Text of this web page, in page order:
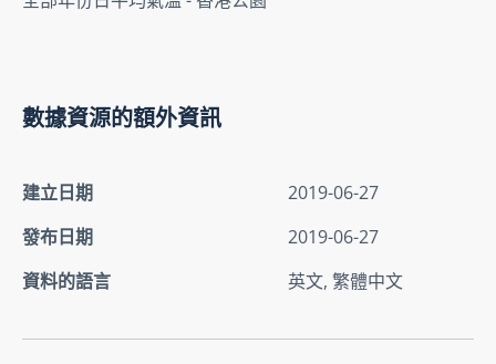
數據資源的額外資訊
建立日期
2019-06-27
發布日期
2019-06-27
資料的語言
英文, 繁體中文